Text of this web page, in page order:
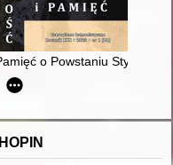
idei do realizacji =
o Powstaniu